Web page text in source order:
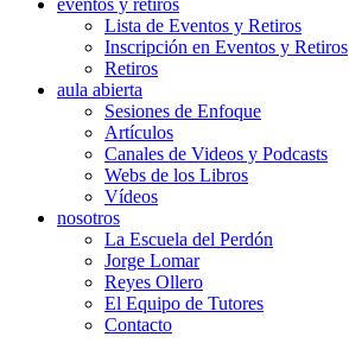
eventos y retiros
Lista de Eventos y Retiros
Inscripción en Eventos y Retiros
Retiros
aula abierta
Sesiones de Enfoque
Artículos
Canales de Videos y Podcasts
Webs de los Libros
Vídeos
nosotros
La Escuela del Perdón
Jorge Lomar
Reyes Ollero
El Equipo de Tutores
Contacto